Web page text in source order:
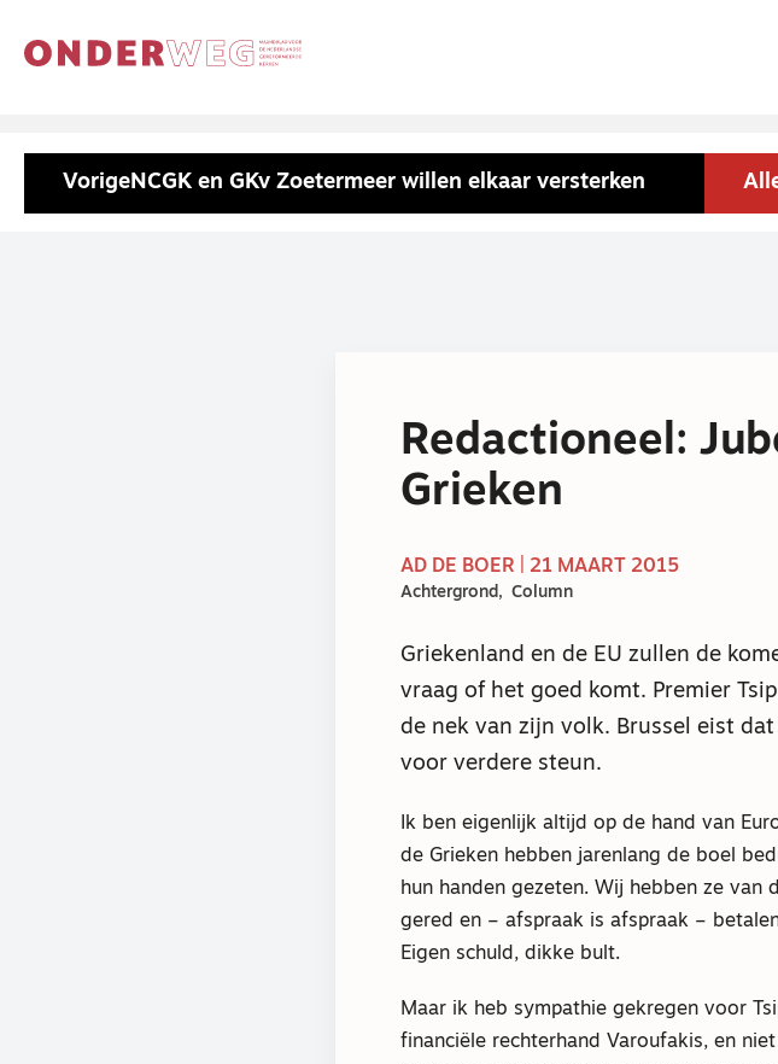
VorigeNCGK en GKv Zoetermeer willen elkaar versterken
Redactioneel:
Grieken
AD DE BOER | 21 MAART 2015
Achtergrond Column
Griekenland en de EU zullen de
vraag of het goed komt. Premier
de nek van zijn volk. Brussel eist
voor verdere steun.
Ik ben eigenlijk altijd op de hand van
de Grieken hebben jarenlang de boel
hun handen gezeten. Wij hebben ze van
gered en – afspraak is afspraak –
Eigen schuld, dikke bult.
Maar ik heb sympathie gekregen voor
financiële rechterhand Varoufakis, en